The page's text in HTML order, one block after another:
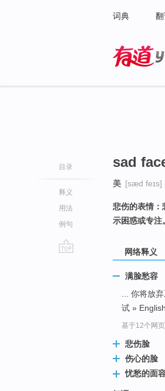
词典
目录
释义
用法
例句
sad
美 [sæd feɪs]
悲伤的表情：
示困惑或专注。
网络释义
满脸愁容
... 你将放
试 »
基于12个网页
悲伤脸
伤心的脸
忧愁的面